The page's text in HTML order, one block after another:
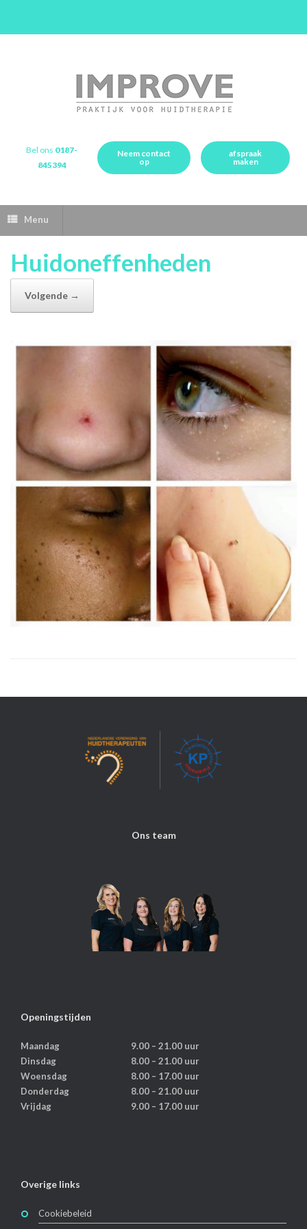
Bel ons 0187-
845394
Neem contact
op
afspraak
maken
Menu
Huidoneffenheden
Volgende →
Ons team
Openingstijden
Maandag
9.00 – 21.00 uur
Dinsdag
8.00 – 21.00 uur
Woensdag
8.00 – 17.00 uur
Donderdag
8.00 – 21.00 uur
Vrijdag
9.00 – 17.00 uur
Overige links
Cookiebeleid